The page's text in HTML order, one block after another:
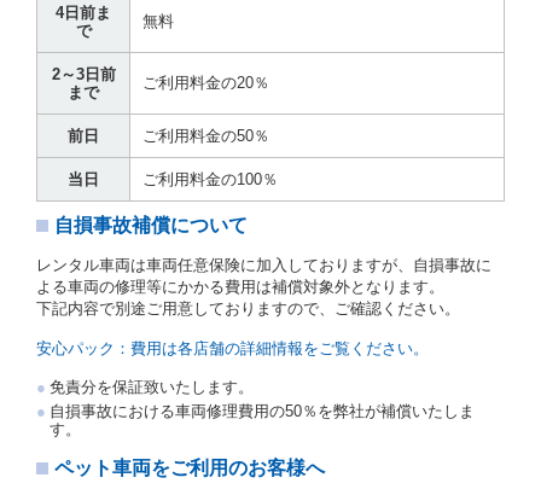
貸渡契約を締結した場合、借受人は当社に第１0条第
１項に定める貸渡料金を支払うものとします。
運転者の義務と定められた事項を遵守するものとしま
す。
当社は、監督官庁の基本通達（注１）に基づき、貸渡
運転者の氏名、住所、運転免許の種類及び運転免許証
写しを添付するため、貸渡契約の締結にあたり、借受
人に対し、借受人の指定する運転者（以下「運転者」
といいます。）の運転免許証の提示を求めるほか、そ
の写しの提出を求めることがあります。この場合、借
受人は、自己が運転者であるときは自己の運転免許証
の運転免許証を提示するものとします。
交通局長通達「レンタカーに関する基本通達」（自
旅第138号 平成7年6月13日）の２．(10)及び(11)の
注２）運転免許証とは、道路交通法第９２条に規定
される運転免許証のうち、道路交通法施行規則第１
4日前ま
で
無料
2～3日前
まで
ご利用料金の20％
前日 ご利用料金の50％
当日 ご利用料金の100％
自損事故補償について
レンタル車両は車両任意保険に加入しておりますが、自損事故に
よる車両の修理等にかかる費用は補償対象外となります。
下記内容で別途ご用意しておりますので、ご確認ください。
安心パック：費用は各店舗の詳細情報をご覧ください。
免責分を保証致いたします。
自損事故における車両修理費用の50％を弊社が補償いたしま
す。
ペット車両をご利用のお客様へ